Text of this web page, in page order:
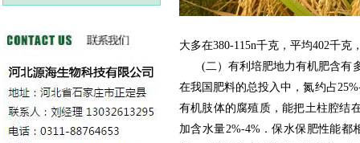
大多在380-115n千克，平均402千克
(二）有利培肥地力有机肥含有
在我国肥料的总投入中，氮约占
有机肢体的腐殖质，能把土柱腔结
加含水量2%-4%．保水保肥性能